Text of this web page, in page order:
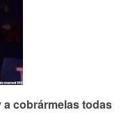
a cobrármelas todas